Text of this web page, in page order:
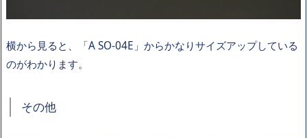
横から見ると、「A SO-04E」からかなりサイズアップしている
のがわかります。
その他